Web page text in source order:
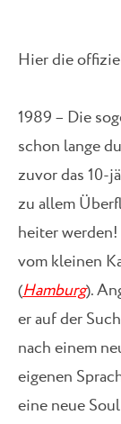
Hier die
1989 – Die
schon lange
zuvor das 10-
zu allem
heiter
vom kleinen
(Hamburg).
er auf der
nach einem
eigenen
eine neue